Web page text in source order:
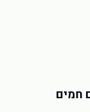
חמים